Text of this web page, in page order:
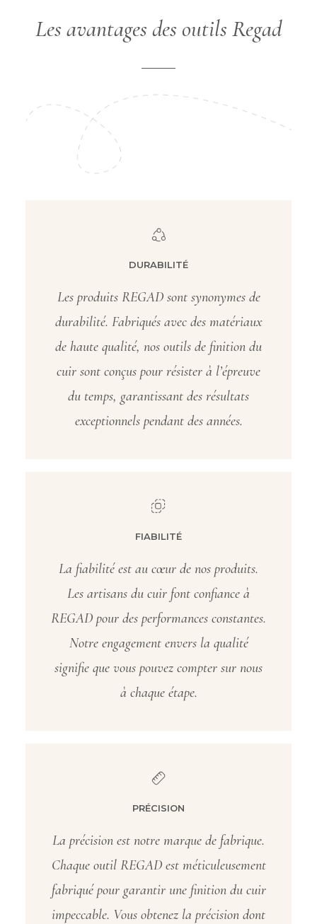
Les avantages des outils Regad
DURABILITÉ
Les produits REGAD sont synonymes de
durabilité. Fabriqués avec des matériaux
de haute qualité, nos outils de finition du
cuir sont conçus pour résister à l’épreuve
du temps, garantissant des résultats
exceptionnels pendant des années.
FIABILITÉ
La fiabilité est au cœur de nos produits.
Les artisans du cuir font confiance à
REGAD pour des performances constantes.
Notre engagement envers la qualité
signifie que vous pouvez compter sur nous
à chaque étape.
PRÉCISION
La précision est notre marque de fabrique.
Chaque outil REGAD est méticuleusement
fabriqué pour garantir une finition du cuir
impeccable. Vous obtenez la précision dont